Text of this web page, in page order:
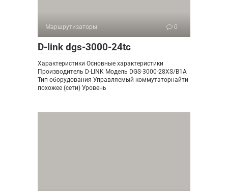
Маршрутизаторы 0
D-link dgs-3000-24tc
Характеристики Основные характеристики
Производитель D-LINK Модель DGS-3000-28XS/B1A
Тип оборудования Управляемый коммутаторнайти
похожее (сети) Уровень